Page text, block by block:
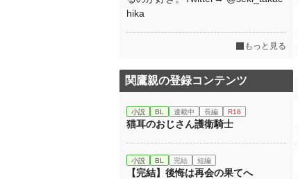
hika
もっと見る
関鷹親の登録コンテンツ
小説 BL 連載中 長編 R18
猫耳のおじさん護衛騎士
小説 BL 完結 短編
【完結】後悔は再会の果てへ